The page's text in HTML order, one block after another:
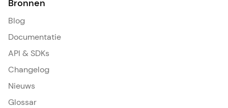
Bronnen
Blog
Documentatie
API & SDKs
Changelog
Nieuws
Glossar